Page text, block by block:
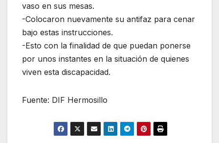
vaso en sus mesas.
-Colocaron nuevamente su antifaz para cenar
bajo estas instrucciones.
-Esto con la finalidad de que puedan ponerse
por unos instantes en la situación de quienes
viven esta discapacidad.
Fuente: DIF Hermosillo